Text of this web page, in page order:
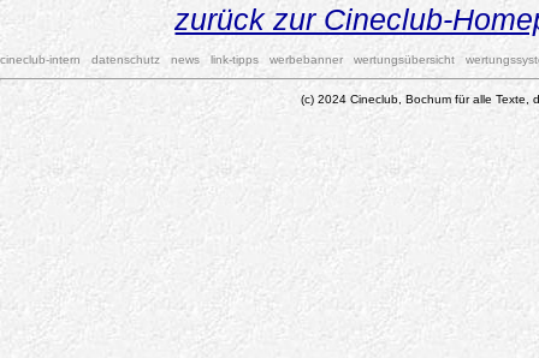
zurück zur Cineclub-
cineclub-intern datenschutz news link-tipps werbebanner wertungsübersicht
(c) 2024 Cineclub, Bochum für alle Texte,